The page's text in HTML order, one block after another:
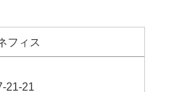
フィス
21-21